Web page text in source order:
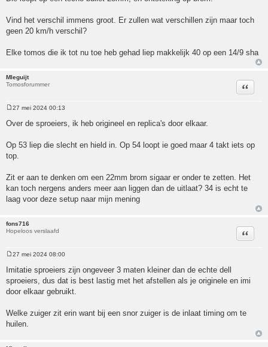
Vind het verschil immens groot. Er zullen wat verschillen zijn maar toch
geen 20 km/h verschil?
Elke tomos die ik tot nu toe heb gehad liep makkelijk 40 op een 14/9 sha
Mleguijt
Tomosforummer
Citeer
27 mei 2024 00:13
Over de sproeiers, ik heb origineel en replica's door elkaar.
Op 53 liep die slecht en hield in. Op 54 loopt ie goed maar 4 takt iets op
top.
Zit er aan te denken om een 22mm brom sigaar er onder te zetten. Het
kan toch nergens anders meer aan liggen dan de uitlaat? 34 is echt te
laag voor deze setup naar mijn mening
fons716
Hopeloos verslaafd
Citeer
27 mei 2024 08:00
Imitatie sproeiers zijn ongeveer 3 maten kleiner dan de echte dell
sproeiers, dus dat is best lastig met het afstellen als je originele en imi
door elkaar gebruikt.
Welke zuiger zit erin want bij een snor zuiger is de inlaat timing om te
huilen.